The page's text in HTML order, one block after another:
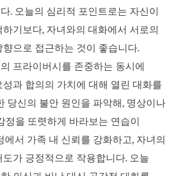
. 오늘의 심리적 포인트로는 자신이
기보다, 자녀와의 대화에서 서로의
으로 접근하는 것이 좋습니다.
프라이버시를 존중하는 동시에
과 합의의 가치에 대해 열린 대화를
당신의 불안 원인을 파악해, 명상이나
정을 또렷하게 바라보는 연습이
에서 가족 내 신뢰를 강화하고, 자녀의
가 긍정적으로 작용합니다. 오늘